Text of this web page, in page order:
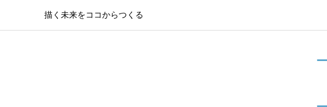
描く未来をココからつくる